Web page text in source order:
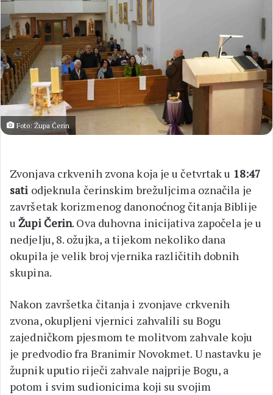
Foto: Župa Čerin
Zvonjava crkvenih zvona koja je u četvrtak u 18:47
sati odjeknula čerinskim brežuljcima označila je
završetak korizmenog danonoćnog čitanja Biblije
uŽupi Čerin. Ova duhovna inicijativa započela je u
nedjelju, 8. ožujka, a tijekom nekoliko dana
okupila je velik broj vjernika različitih dobnih
skupina.
Nakon završetka čitanja i zvonjave crkvenih
zvona, okupljeni vjernici zahvalili su Bogu
zajedničkom pjesmom te molitvom zahvale koju
je predvodio fra Branimir Novokmet. U nastavku je
župnik uputio riječi zahvale najprije Bogu, a
potom i svim sudionicima koji su svojim